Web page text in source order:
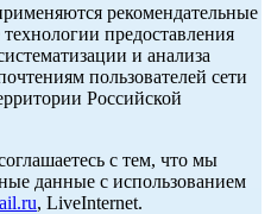
рекомендательные
предоставления
и анализа
пользователей сети
Российской
с тем, что мы
данные с использованием
, LiveInternet.